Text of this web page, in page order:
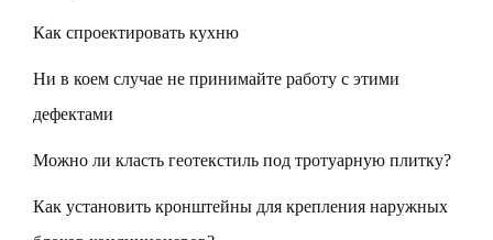
Как спроектировать кухню
Ни в коем случае не принимайте работу с этими
дефектами
Можно ли класть геотекстиль под тротуарную плитку?
Как установить кронштейны для крепления наружных